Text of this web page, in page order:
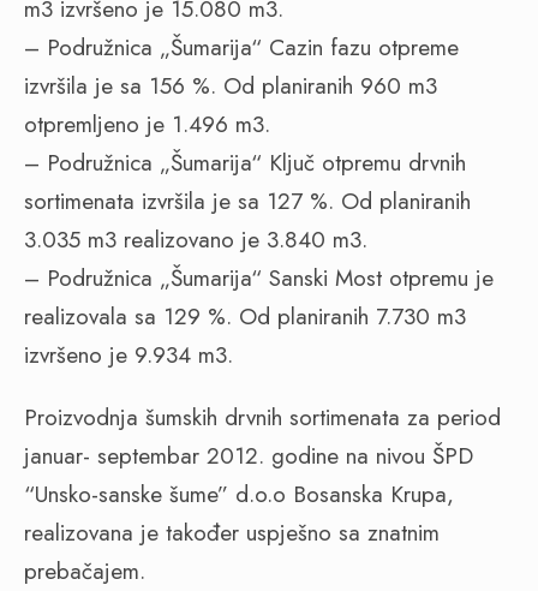
m3 izvršeno je 15.080 m3.
– Podružnica „Šumarija“ Cazin fazu otpreme
izvršila je sa 156 %. Od planiranih 960 m3
otpremljeno je 1.496 m3.
– Podružnica „Šumarija“ Ključ otpremu drvnih
sortimenata izvršila je sa 127 %. Od planiranih
3.035 m3 realizovano je 3.840 m3.
– Podružnica „Šumarija“ Sanski Most otpremu je
realizovala sa 129 %. Od planiranih 7.730 m3
izvršeno je 9.934 m3.
Proizvodnja šumskih drvnih sortimenata za period
januar- septembar 2012. godine na nivou ŠPD
“Unsko-sanske šume” d.o.o Bosanska Krupa,
realizovana je također uspješno sa znatnim
prebačajem.